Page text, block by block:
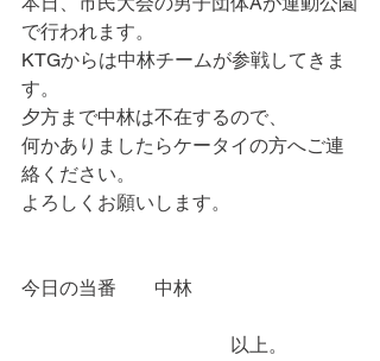
で行われます。
KTGからは中林チームが参戦してきま
す。
夕方まで中林は不在するので、
何かありましたらケータイの方へご連
絡ください。
よろしくお願いします。
今日の当番　　中林
以上。